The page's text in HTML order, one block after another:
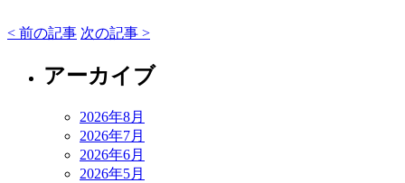
< 前の記事 次の記事 >
アーカイブ
2026年8月
2026年7月
2026年6月
2026年5月